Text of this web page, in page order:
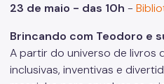
23 de maio - das 10h -
Brincando com Teodoro e
A partir do universo de livros
inclusivas, inventivas e